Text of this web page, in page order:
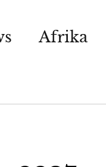
Afrika